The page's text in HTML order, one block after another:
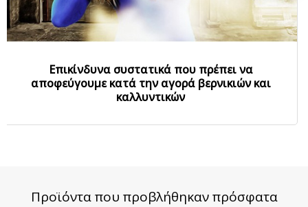
Επικίνδυνα συστατικά που πρέπει να
αποφεύγουμε κατά την αγορά βερνικιών και
καλλυντικών
Προϊόντα που προβλήθηκαν πρόσφατα